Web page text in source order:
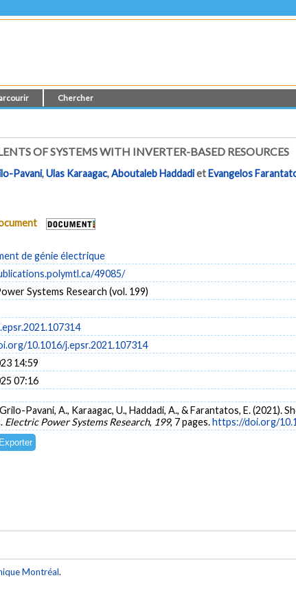
Chercher
OF SYSTEMS WITH INVERTER-BASED RESOURCES
Pavani,Ulas Karaagac,Aboutaleb HaddadietEvangelos
de génie électrique
49085/
Systems Research (vol. 199)
10.1016/j.epsr.2021.107314
14:59
07:16
Pavani, A., Karaagac, U., Haddadi, A., & Farantatos, E.
Electric Power Systems Research, 199, 7 pages.https://doi.org/
Montréal.